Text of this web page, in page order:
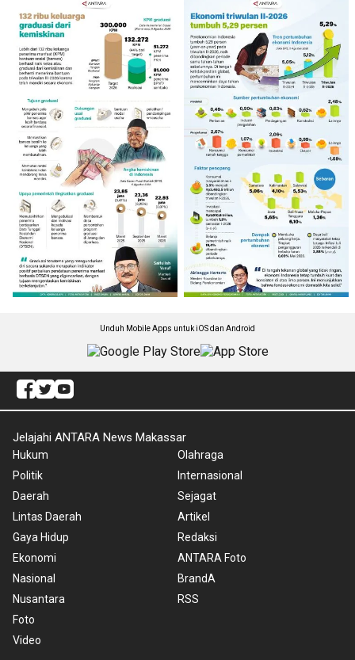
Unduh Mobile Apps untuk iOS dan Android
Jelajahi ANTARA News Makassar
Hukum
Politik
Daerah
Lintas Daerah
Gaya Hidup
Ekonomi
Nasional
Nusantara
Foto
Video
Olahraga
Internasional
Sejagat
Artikel
Redaksi
ANTARA Foto
BrandA
RSS